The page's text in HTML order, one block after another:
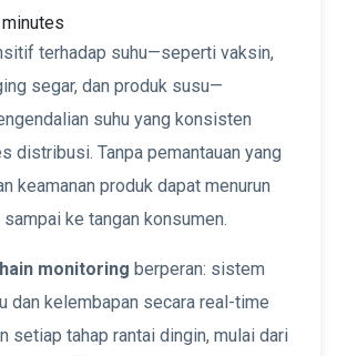
minutes
terhadap suhu—seperti vaksin,
segar, dan produk susu—
suhu yang konsisten
distribusi. Tanpa pemantauan yang
keamanan produk dapat menurun
ke tangan konsumen.
monitoring berperan: sistem
dan kelembapan secara real-time
setiap tahap rantai dingin, mulai dari